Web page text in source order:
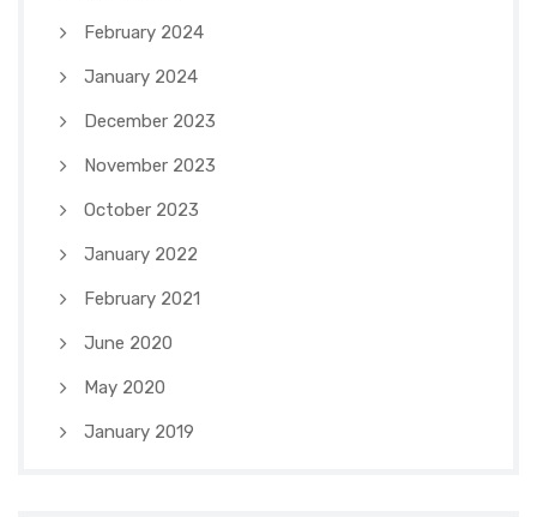
February 2024
January 2024
December 2023
November 2023
October 2023
January 2022
February 2021
June 2020
May 2020
January 2019